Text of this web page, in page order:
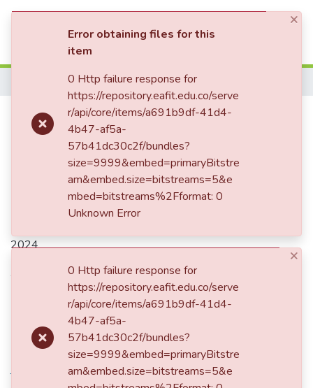
Publication:Plan de mercadeo
para la empresa Wolkvox con
enfoque en México
2024
Authors
Escandón Álvarez, Adriana Carolina
Echeverri Echeverri, Jhony Alfredo
dc.contributor.advisor
Tamayo Bustamante, Jairo Alejandro
×
Error obtaining files for this
item
0 Http failure response for
https://repository.eafit.edu.co/serve
r/api/core/items/a691b9df-41d4-
4b47-af5a-
57b41dc30c2f/bundles?
size=9999&embed=primaryBitstre
am&embed.size=bitstreams=5&e
mbed=bitstreams%2Fformat: 0
Unknown Error
×
0 Http failure response for
https://repository.eafit.edu.co/serve
r/api/core/items/a691b9df-41d4-
4b47-af5a-
57b41dc30c2f/bundles?
size=9999&embed=primaryBitstre
am&embed.size=bitstreams=5&e